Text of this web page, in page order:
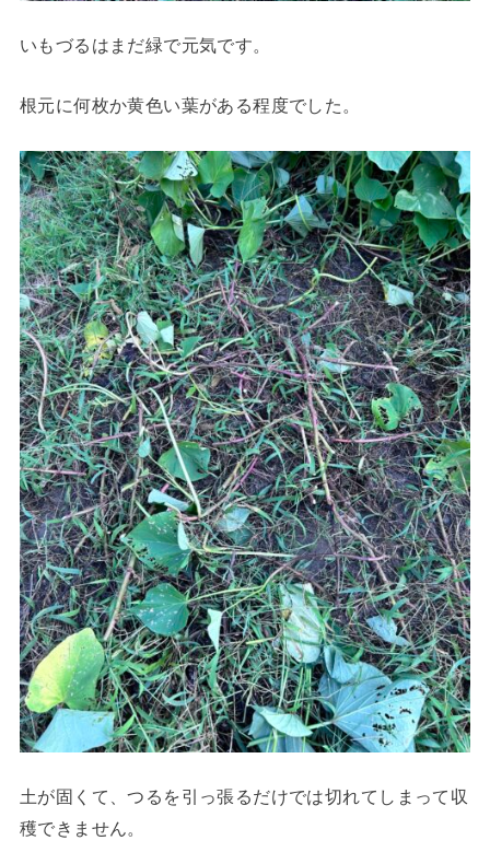
いもづるはまだ緑で元気です。
根元に何枚か黄色い葉がある程度でした。
土が固くて、つるを引っ張るだけでは切れてしまって収
穫できません。